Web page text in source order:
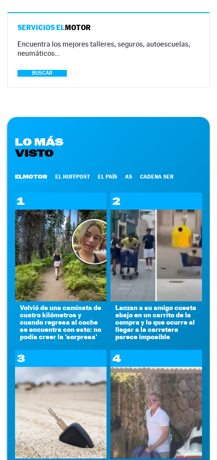
SERVICIOS ELMOTOR
Encuentra los mejores talleres, seguros, autoescuelas,
neumáticos…
BUSCAR
LO MÁS
VISTO
ELMOTOR EL HUFFPOST EL PAÍS AS CADENA SER
1
Volvió de una caminata de
cuatro kilómetros y
cuando regresa al coche
se encuentra con esto: no
podía creer la 'sorpresa'
2
Lanzan a su amigo cuesta
abajo en un carrito de la
compra y lo que ocurre al
llegar a la carretera
parece imposible
3 4